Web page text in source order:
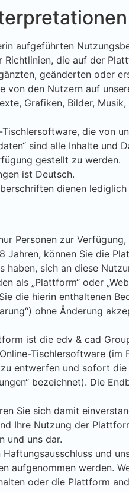
aufgeführten
Richtlinien, die auf der
geänderten oder
von den Nutzern auf
Grafiken, Bilder,
die von
sind alle Inhalte
gestellt zu werden.
ist Deutsch.
dienen
Personen zur
Jahren, können Sie die
haben, sich an diese
als „Plattform“ oder
die hierin enthaltenen
ohne Änderung
ist die edv & cad
Tischlersoftware
entwerfen und sofort
bezeichnet). Die
Sie sich damit
Ihre Nutzung der
und uns dar.
Haftungsausschluss und
aufgenommen werden.
oder die Plattform